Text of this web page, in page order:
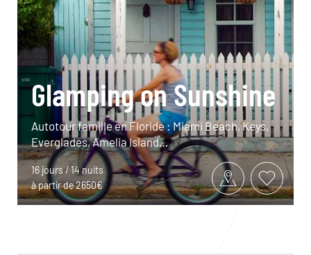
Glamping on Sunshine
Autotour famille en Floride : Miami Beach, Keys,
Everglades, Amelia Island…
16 jours / 14 nuits
à partir de 2650€